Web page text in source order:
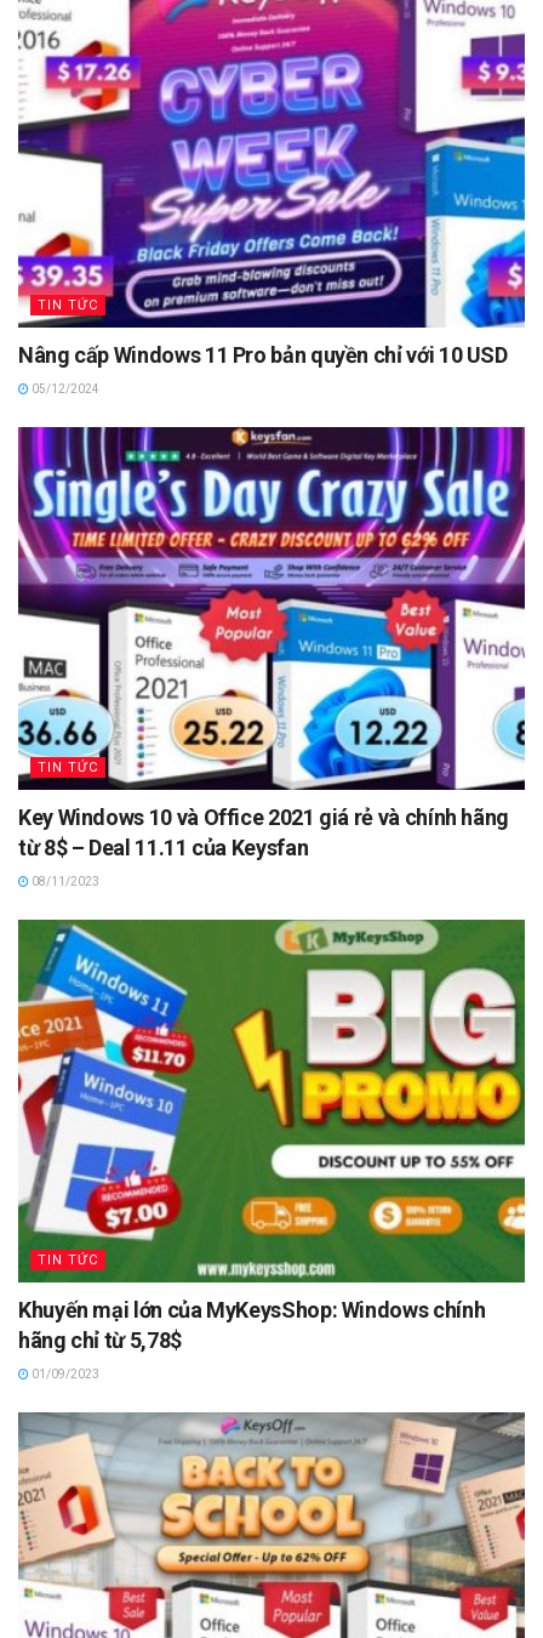
TIN TỨC
Nâng cấp Windows 11 Pro bản quyền chỉ với 10 USD
05/12/2024
TIN TỨC
Key Windows 10 và Office 2021 giá rẻ và chính hãng
từ 8$ – Deal 11.11 của Keysfan
08/11/2023
TIN TỨC
Khuyến mại lớn của MyKeysShop: Windows chính
hãng chỉ từ 5,78$
01/09/2023